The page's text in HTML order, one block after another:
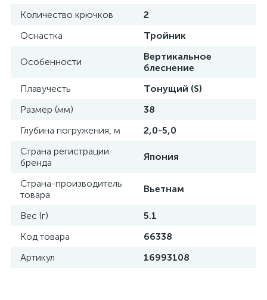
Количество крючков
2
Оснастка
Тройник
Особенности
Вертикальное
блеснение
Плавучесть
Тонущий (S)
Размер (мм)
38
Глубина погружения, м
2,0-5,0
Страна регистрации
бренда
Япония
Страна-производитель
товара
Вьетнам
Вес (г)
5.1
Код товара
66338
Артикул
16993108